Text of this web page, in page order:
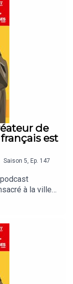
de
est
Saison 5, Ep. 147
à la ville
podcast
sur les
de Nancy.”